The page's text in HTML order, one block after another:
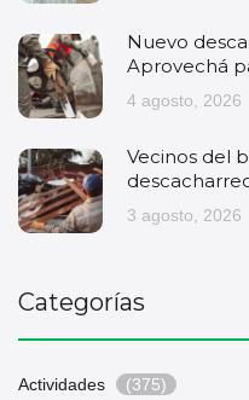
Nuevo
Aprovechá
4 agosto, 2026
Vecinos del
3 agosto, 2026
Categorías
Actividades (375)